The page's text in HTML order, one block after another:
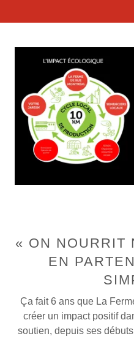
« ON NOURRIT
EN
Ça fait 6 ans que La
créer un impact positif
soutien, depuis ses